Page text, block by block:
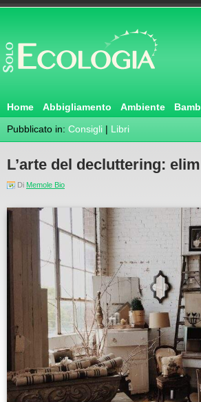
Home Abbigliamento Ambiente
Pubblicato in: Consigli | Libri
L’arte del decluttering:
Di Memole Bio